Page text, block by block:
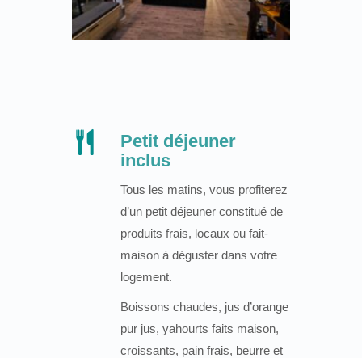
Petit déjeuner
inclus
Tous les matins, vous profiterez
d’un petit déjeuner constitué de
produits frais, locaux ou fait-
maison à déguster dans votre
logement.
Boissons chaudes, jus d’orange
pur jus, yahourts faits maison,
croissants, pain frais, beurre et